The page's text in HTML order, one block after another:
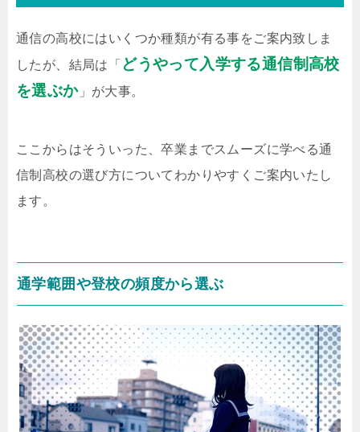
通信の高校にはいくつか種類が有る事をご案内致しま
したが、結局は「 どうやって入学する通信制高校
を選ぶか」が大事。
ここからはそういった、卒業までスムーズに学べる通
信制高校の選び方についてわかりやすくご案内いたし
ます。
通学範囲や登校の頻度から選ぶ